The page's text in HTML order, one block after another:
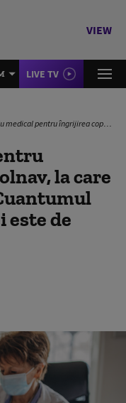
VIEW
LIVE TV
copilului bolnav, la care au dreptul părinții. Cuantumul brut al indemnizației este de 100%
la care
de